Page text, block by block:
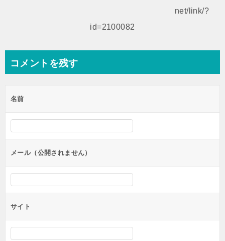
net/link/?
id=2100082
コメントを残す
名前
メール（公開されません）
サイト